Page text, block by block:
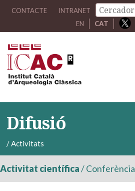
CONTACTE INTRANET
EN
CAT
Difusió
/Activitats
Activitat científica/Conferència